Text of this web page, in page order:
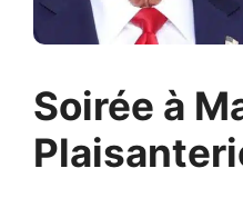
Soirée à